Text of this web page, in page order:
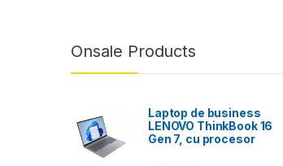
Onsale Products
Laptop de business
LENOVO ThinkBook 16
Gen 7, cu procesor